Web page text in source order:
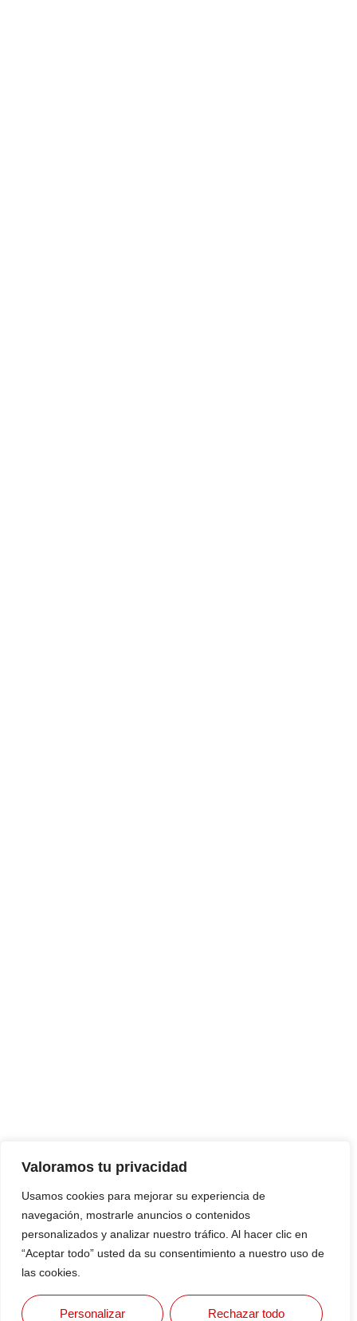
Valoramos tu privacidad
Usamos cookies para mejorar su experiencia de
navegación, mostrarle anuncios o contenidos
personalizados y analizar nuestro tráfico. Al hacer clic en
“Aceptar todo” usted da su consentimiento a nuestro uso de
las cookies.
Personalizar Rechazar todo